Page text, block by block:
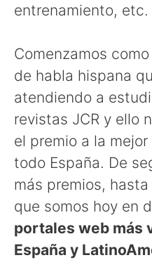
entrenamiento, etc.
Comenzamos
de habla hispana
atendiendo a
revistas JCR y ello
el premio a la
todo España. De
más premios,
que somos hoy en
portales web más
España y